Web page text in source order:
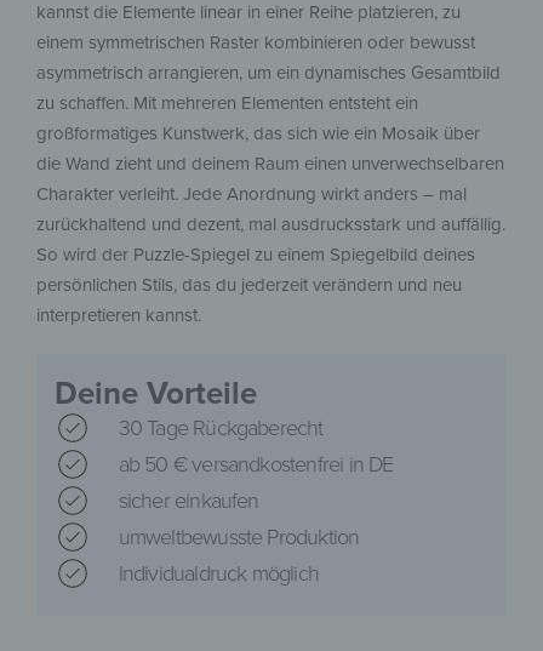
kannst die Elemente linear in einer Reihe platzieren, zu
einem symmetrischen Raster kombinieren oder bewusst
asymmetrisch arrangieren, um ein dynamisches Gesamtbild
zu schaffen. Mit mehreren Elementen entsteht ein
großformatiges Kunstwerk, das sich wie ein Mosaik über
die Wand zieht und deinem Raum einen unverwechselbaren
Charakter verleiht. Jede Anordnung wirkt anders – mal
zurückhaltend und dezent, mal ausdrucksstark und auffällig.
So wird der Puzzle-Spiegel zu einem Spiegelbild deines
persönlichen Stils, das du jederzeit verändern und neu
interpretieren kannst.
Deine Vorteile
30 Tage Rückgaberecht
ab 50 € versandkostenfrei in DE
sicher einkaufen
umweltbewusste Produktion
Individualdruck möglich